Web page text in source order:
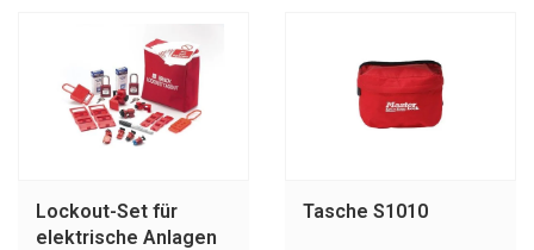
Lockout-Set für
elektrische Anlagen
Tasche S1010